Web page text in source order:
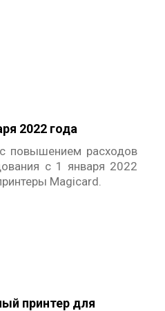
модели
карт
2022 года
повышением расходов
с 1 января 2022
Magicard.
принтер для